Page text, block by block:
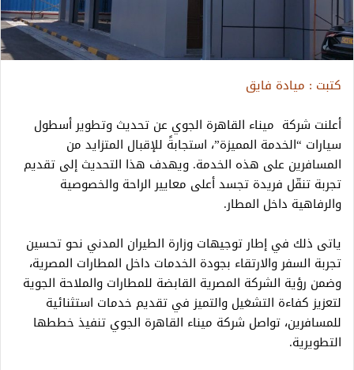
كتبت : ميادة فايق
أعلنت شركة ميناء القاهرة الجوي عن تحديث وتطوير أسطول
سيارات “الخدمة المميزة”، استجابةً للإقبال المتزايد من
المسافرين على هذه الخدمة. ويهدف هذا التحديث إلى تقديم
تجربة تنقّل فريدة تجسد أعلى معايير الراحة والخصوصية
والرفاهية داخل المطار.
ياتى ذلك في إطار توجيهات وزارة الطيران المدني نحو تحسين
تجربة السفر والارتقاء بجودة الخدمات داخل المطارات المصرية،
وضمن رؤية الشركة المصرية القابضة للمطارات والملاحة الجوية
لتعزيز كفاءة التشغيل والتميز في تقديم خدمات استثنائية
للمسافرين، تواصل شركة ميناء القاهرة الجوي تنفيذ خططها
التطويرية.